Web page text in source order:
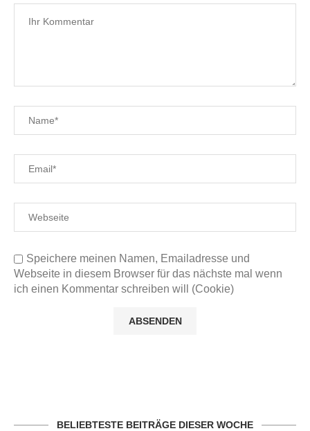
Speichere meinen Namen, Emailadresse und
Webseite in diesem Browser für das nächste mal wenn
ich einen Kommentar schreiben will (Cookie)
BELIEBTESTE BEITRÄGE DIESER WOCHE